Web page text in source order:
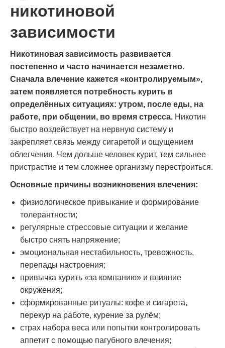
никотиновой
зависимости
Никотиновая зависимость развивается
постепенно и часто начинается незаметно.
Сначала влечение кажется «контролируемым»,
затем появляется потребность курить в
определённых ситуациях: утром, после еды, на
работе, при общении, во время стресса. Никотин
быстро воздействует на нервную систему и
закрепляет связь между сигаретой и ощущением
облегчения. Чем дольше человек курит, тем сильнее
пристрастие и тем сложнее организму перестроиться.
Основные причины возникновения влечения:
физиологическое привыкание и формирование
толерантности;
регулярные стрессовые ситуации и желание
быстро снять напряжение;
эмоциональная нестабильность, тревожность,
перепады настроения;
привычка курить «за компанию» и влияние
окружения;
сформированные ритуалы: кофе и сигарета,
перекур на работе, курение за рулём;
страх набора веса или попытки контролировать
аппетит с помощью пагубного влечения;